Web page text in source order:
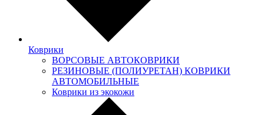
Коврики
ВОРСОВЫЕ АВТОКОВРИКИ
РЕЗИНОВЫЕ (ПОЛИУРЕТАН) КОВРИКИ
АВТОМОБИЛЬНЫЕ
Коврики из экокожи